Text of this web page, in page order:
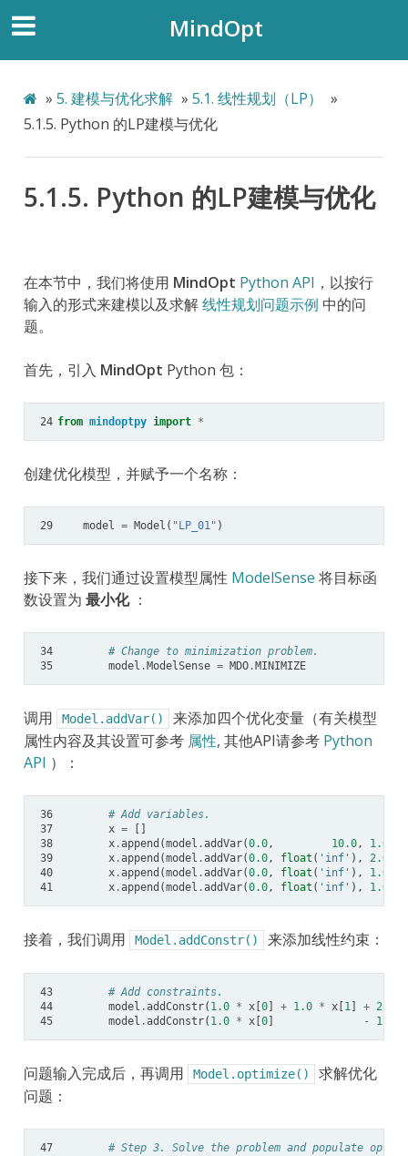
MindOpt
» 5. 建模与优化求解 » 5.1. 线性规划（LP）
»
5.1.5. Python 的LP建模与优化
5.1.5. Python 的LP建模与优化
在本节中，我们将使用 MindOpt Python API ，以按行
输入的形式来建模以及求解线性规划问题示例 中的问
题。
首先，引入 MindOpt Python 包：
24 from mindoptpy import *
创建优化模型，并赋予一个名称：
29 model = Model ( "LP_01" )
接下来，我们通过设置模型属性 ModelSense 将目标函
数设置为 最小化：
34
# Change to minimization problem.
35
model . ModelSense = MDO. MINIMIZE
调用 Model.addVar()
来添加四个优化变量（有关模型
属性内容及其设置可参考 属性, 其他API请参考 Python
API ）：
36
# Add variables.
37
x =
38
x.append (model .addVar(0.0, 10.0, 1.0
39
x.append (model .addVar(0.0, float ( 'inf' ), 2.0
40
x.append (model .addVar(0.0, float ( 'inf' ), 1.0
41
x.append (model .addVar(0.0, float ( 'inf' ), 1.0
接着，我们调用 Model.addConstr() 来添加线性约束：
43
# Add constraints.
44
model .addConstr( 1.0 * x[ 0] + 1.0 * x[ 1] + 2.0
45
model .addConstr( 1.0 * x[ 0] - 1.0
问题输入完成后，再调用 Model.optimize()
求解优化
问题：
47
# Step 3. Solve the problem and populate